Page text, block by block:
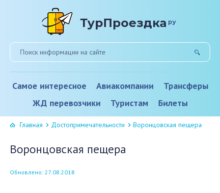
ТурПроездка ру
Самое интересное Авиакомпании
Трансферы
ЖД перевозчики
Туристам Билеты
Главная Достопримечательности Воронцовская пещера
Воронцовская пещера
Обновлено: 27.08.2018